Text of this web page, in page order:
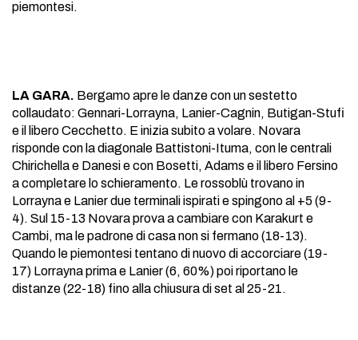
piemontesi.
LA GARA. Bergamo apre le danze con un sestetto
collaudato: Gennari-Lorrayna, Lanier-Cagnin, Butigan-Stufi
e il libero Cecchetto. E inizia subito a volare. Novara
risponde con la diagonale Battistoni-Ituma, con le centrali
Chirichella e Danesi e con Bosetti, Adams e il libero Fersino
a completare lo schieramento. Le rossoblù trovano in
Lorrayna e Lanier due terminali ispirati e spingono al +5 (9-
4). Sul 15-13 Novara prova a cambiare con Karakurt e
Cambi, ma le padrone di casa non si fermano (18-13).
Quando le piemontesi tentano di nuovo di accorciare (19-
17) Lorrayna prima e Lanier (6, 60%) poi riportano le
distanze (22-18) fino alla chiusura di set al 25-21.